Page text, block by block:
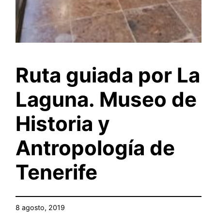
Ruta guiada por La
Laguna. Museo de
Historia y
Antropología de
Tenerife
8 agosto, 2019